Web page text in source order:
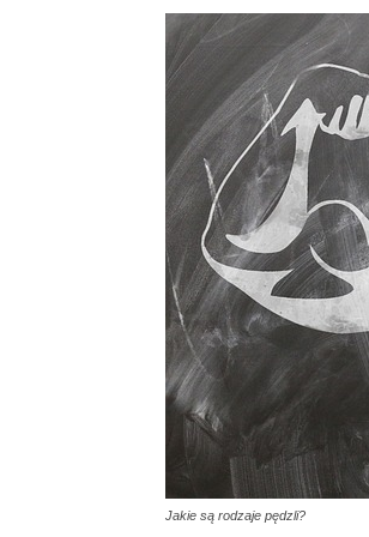
Jakie są rodzaje pędzli?